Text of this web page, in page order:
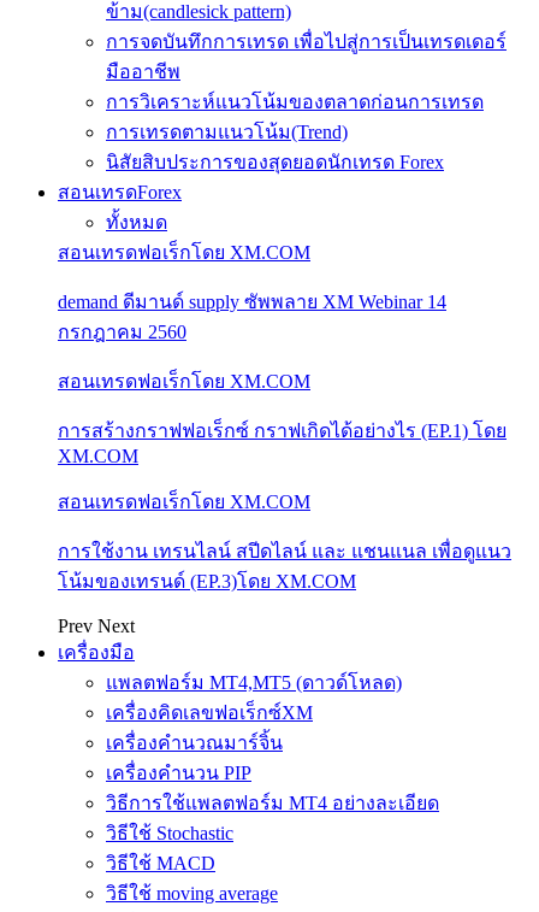
ข้าม(candlesick pattern)
การจดบันทึกการเทรด เพื่อไปสู่การเป็นเทรดเดอร์
มืออาชีพ
การวิเคราะห์แนวโน้มของตลาดก่อนการเทรด
การเทรดตามแนวโน้ม(Trend)
นิสัยสิบประการของสุดยอดนักเทรด Forex
สอนเทรดForex
ทั้งหมด
สอนเทรดฟอเร็กโดย XM.COM
demand ดีมานด์ supply ซัพพลาย XM Webinar 14
กรกฎาคม 2560
สอนเทรดฟอเร็กโดย XM.COM
การสร้างกราฟฟอเร็กซ์ กราฟเกิดได้อย่างไร (EP.1) โดย
XM.COM
สอนเทรดฟอเร็กโดย XM.COM
การใช้งาน เทรนไลน์ สปีดไลน์ และ แชนแนล เพื่อดูแนว
โน้มของเทรนด์ (EP.3)โดย XM.COM
Prev Next
เครื่องมือ
แพลตฟอร์ม MT4,MT5 (ดาวด์โหลด)
เครื่องคิดเลขฟอเร็กซ์XM
เครื่องคำนวณมาร์จิ้น
เครื่องคำนวน PIP
วิธีการใช้แพลตฟอร์ม MT4 อย่างละเอียด
วิธีใช้ Stochastic
วิธีใช้ MACD
วิธีใช้ moving average